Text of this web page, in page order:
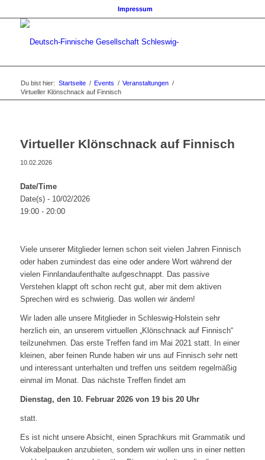
Impressum
Du bist hier: Startseite / Events / Veranstaltungen /
Virtueller Klönschnack auf Finnisch
Virtueller Klönschnack auf Finnisch
10.02.2026
Date/Time
Date(s) - 10/02/2026
19:00 - 20:00
Viele unserer Mitglieder lernen schon seit vielen Jahren Finnisch
oder haben zumindest das eine oder andere Wort während der
vielen Finnlandaufenthalte aufgeschnappt. Das passive
Verstehen klappt oft schon recht gut, aber mit dem aktiven
Sprechen wird es schwierig. Das wollen wir ändern!
Wir laden alle unsere Mitglieder in Schleswig-Holstein sehr
herzlich ein, an unserem virtuellen „Klönschnack auf Finnisch“
teilzunehmen. Das erste Treffen fand im Mai 2021 statt. In einer
kleinen, aber feinen Runde haben wir uns auf Finnisch sehr nett
und interessant unterhalten und treffen uns seitdem regelmäßig
einmal im Monat. Das nächste Treffen findet am
Dienstag, den 10. Februar 2026 von 19 bis 20 Uhr
statt.
Es ist nicht unsere Absicht, einen Sprachkurs mit Grammatik und
Vokabelpauken anzubieten, sondern wir wollen uns in einer netten